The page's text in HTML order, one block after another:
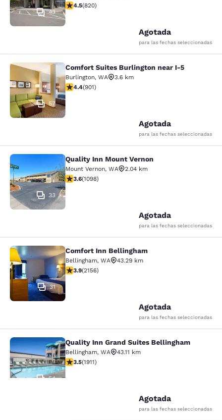
43
Calificación de 4.49 estrellas. Excelente. 820 reseñas
4.5(820)
Agotada
para las fechas seleccionadas
Comfort Suites Burlington near I-5
57
Comfort Suites Burlington near I-5
Burlington, WA
3.6 km
Calificación de 4.4 estrellas. Excelente. 901 reseñas
4.4(901)
Agotada
para las fechas seleccionadas
Quality Inn Mount Vernon
33
Quality Inn Mount Vernon
Mount Vernon, WA
2.04 km
Calificación de 3.6 estrellas. Bueno. 1098 reseñas
3.6(1098)
Agotada
para las fechas seleccionadas
Comfort Inn Bellingham
31
Comfort Inn Bellingham
Bellingham, WA
43.29 km
Calificación de 3.92 estrellas. Bueno. 2156 reseñas
3.9(2156)
Agotada
para las fechas seleccionadas
Quality Inn Grand Suites Bellingham
54
Quality Inn Grand Suites Bellingham
Bellingham, WA
43.11 km
Calificación de 3.54 estrellas. Bueno. 1911 reseñas
3.5(1911)
Agotada
para las fechas seleccionadas